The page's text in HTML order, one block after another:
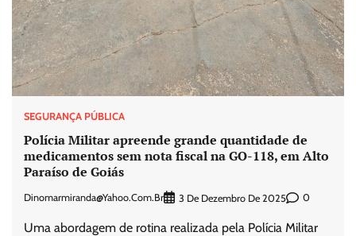
SEGURANÇA PÚBLICA
Polícia Militar apreende grande quantidade de
medicamentos sem nota fiscal na GO-118, em Alto
Paraíso de Goiás
Dinomarmiranda@yahoo.com.br 3 De Dezembro De 2025 0
Uma abordagem de rotina realizada pela Polícia Militar